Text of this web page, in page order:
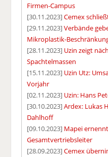
Firmen-Campus
[30.11.2023]Cemex
[29.11.2023]Verbände
Mikroplastik-
[28.11.2023] Uzin zeigt
Spachtelmassen
[15.11.2023] Uzin Utz:
Vorjahr
[02.11.2023] Uzin: Hans
[30.10.2023]Ardex: Lukas
Dahlhoff
[09.10.2023] Mapei
Gesamtvertriebsleiter
[28.09.2023]Cemex